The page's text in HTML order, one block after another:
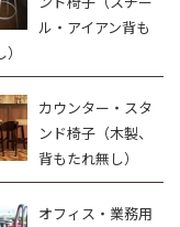
ル・アイアン背も
カウンター・スタ
ンド椅子（木製、
背もたれ無し）
オフィス・業務用